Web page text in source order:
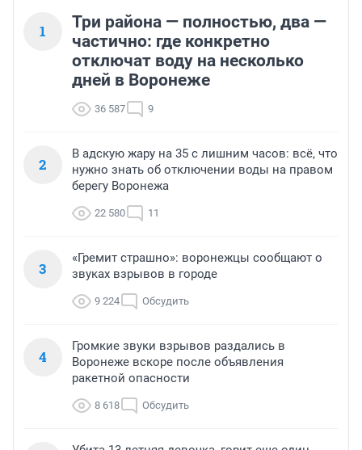
1
Три района — полностью, два —
частично: где конкретно
отключат воду на несколько
дней в Воронеже
36 587 9
2
В адскую жару на 35 с лишним часов: всё, что
нужно знать об отключении воды на правом
берегу Воронежа
22 580 11
3
«Гремит страшно»: воронежцы сообщают о
звуках взрывов в городе
9 224 Обсудить
4
Громкие звуки взрывов раздались в
Воронеже вскоре после объявления
ракетной опасности
8 618 Обсудить